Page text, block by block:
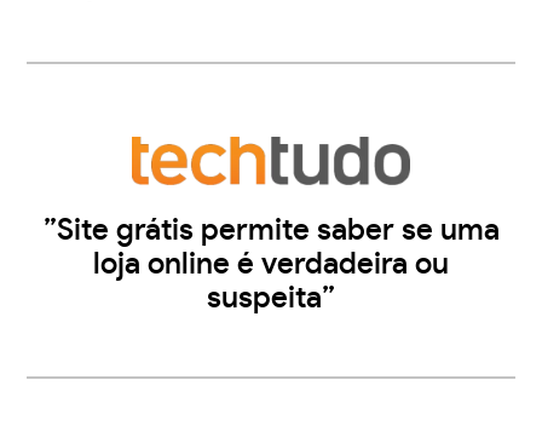
”Site grátis permite saber se uma
loja online é verdadeira ou
suspeita”